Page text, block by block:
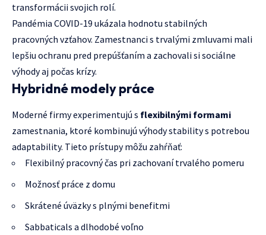
transformácii svojich rolí.
Pandémia COVID-19 ukázala hodnotu stabilných
pracovných vzťahov. Zamestnanci s trvalými zmluvami mali
lepšiu ochranu pred prepúšťaním a zachovali si sociálne
výhody aj počas krízy.
Hybridné modely práce
Moderné firmy experimentujú s flexibilnými formami
zamestnania, ktoré kombinujú výhody stability s potrebou
adaptability. Tieto prístupy môžu zahŕňať:
Flexibilný pracovný čas pri zachovaní trvalého pomeru
Možnosť práce z domu
Skrátené úväzky s plnými benefitmi
Sabbaticals a dlhodobé voľno